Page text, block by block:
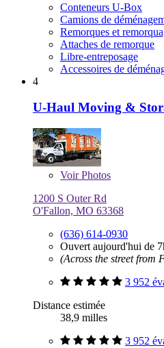
Conteneurs U-Box
Camions de
Remorques et
Attaches de remorque
Libre-entreposage
Accessoires de
4
U-Haul Moving &
VoirPhotos
1200 S Outer Rd
O'Fallon, MO 63368
(636) 614-0930
Ouvert aujourd'hui de
(Across the street from
3 952
Distance estimée
38,9 milles
3 952